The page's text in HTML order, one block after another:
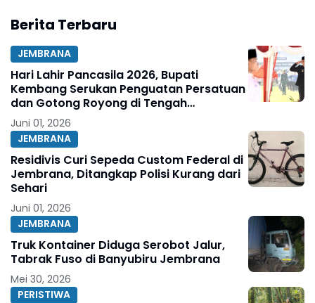
Berita Terbaru
JEMBRANA
Hari Lahir Pancasila 2026, Bupati
Kembang Serukan Penguatan Persatuan
dan Gotong Royong di Tengah
Tantangan Global
Juni 01, 2026
JEMBRANA
Residivis Curi Sepeda Custom Federal di
Jembrana, Ditangkap Polisi Kurang dari
Sehari
Juni 01, 2026
JEMBRANA
Truk Kontainer Diduga Serobot Jalur,
Tabrak Fuso di Banyubiru Jembrana
Mei 30, 2026
PERISTIWA